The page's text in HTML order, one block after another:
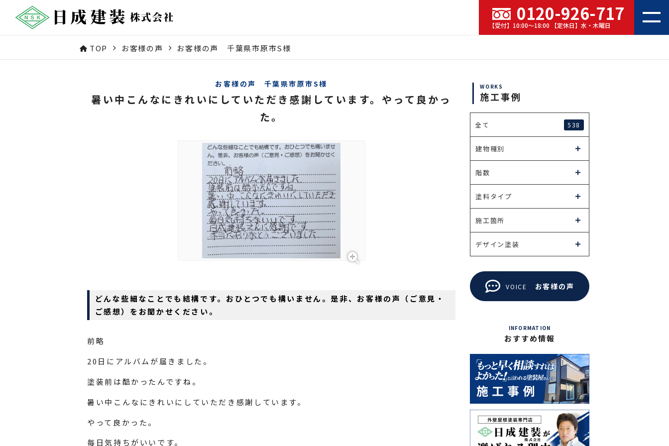
0120-926-717
【受付】10:00～18:00 【定休日】水・木曜日
TOP お客様の声 お客様の声 千葉県市原市S様
お客様の声 千葉県市原市S様
暑い中こんなにきれいにしていただき感謝しています。やって良かっ
た。
どんな些細なことでも結構です。おひとつでも構いません。是非、お客様の声（ご意見・
ご感想）をお聞かせください。
前略
20日にアルバムが届きました。
塗装前は酷かったんですね。
暑い中こんなにきれいにしていただき感謝しています。
やって良かった。
毎日気持ちがいいです。
WORKS
施工事例
全て 538
建物種別
階数
塗料タイプ
施工箇所
デザイン塗装
VOICE お客様の声
INFORMATION
おすすめ情報